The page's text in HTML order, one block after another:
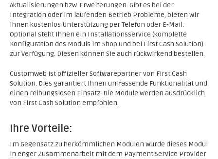
Aktualisierungen bzw. Erweiterungen. Gibt es bei der
Integration oder im laufenden Betrieb Probleme, bieten wir
Ihnen kostenlos Unterstützung per Telefon oder E-Mail.
Optional steht Ihnen ein Installationsservice (komplette
Konfiguration des Moduls im Shop und bei First Cash Solution)
zur Verfügung. Diesen können Sie auch rückwirkend bestellen.
Customweb ist offizieller Softwarepartner von First Cash
Solution. Dies garantiert Ihnen umfassende Funktionalität und
einen reibungslosen Einsatz. Die Module werden ausdrücklich
von First Cash Solution empfohlen.
Ihre Vorteile:
Im Gegensatz zu herkömmlichen Modulen wurde dieses Modul
in enger Zusammenarbeit mit dem Payment Service Provider